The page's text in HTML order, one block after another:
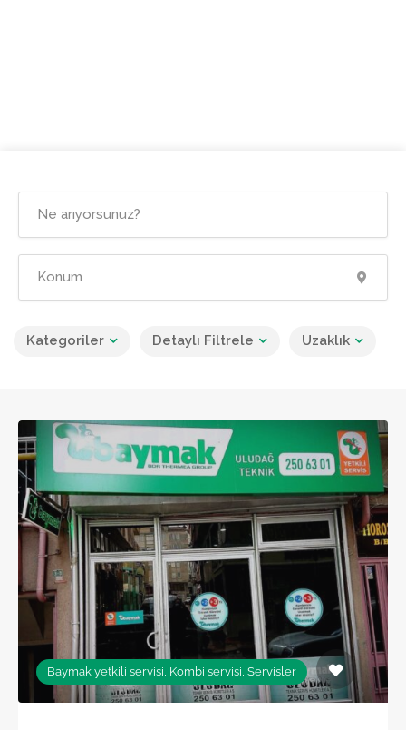
Kategoriler Detaylı Filtrele Uzaklık
Baymak yetkili servisi, Kombi servisi, Servisler